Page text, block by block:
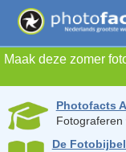
Maak deze zomer
Photofacts
Fotograferen
De